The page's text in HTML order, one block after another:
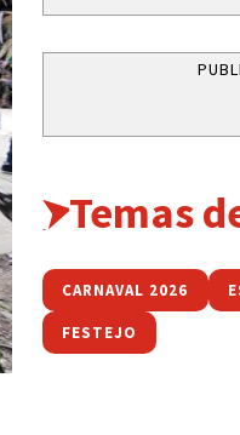
Temas
CARNAVAL 2026
FESTEJO